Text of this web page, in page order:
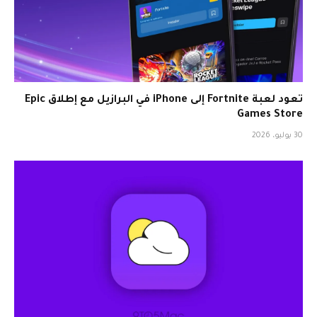
تعود لعبة Fortnite إلى iPhone في البرازيل مع إطلاق Epic
Games Store
30 يوليو، 2026